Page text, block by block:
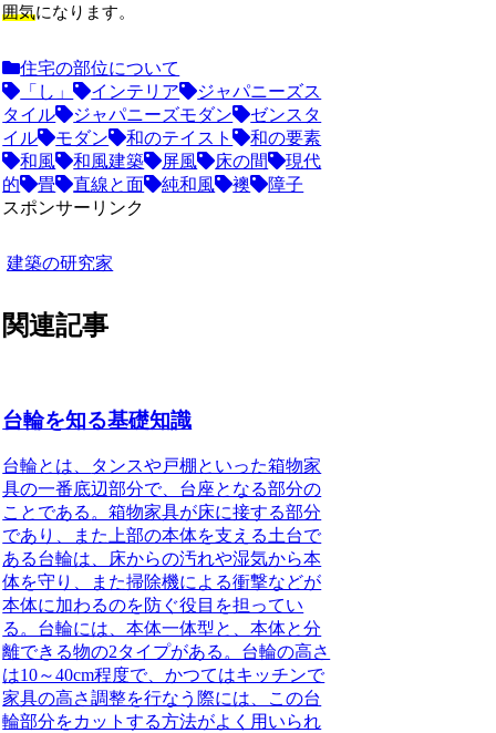
囲気になります。
住宅の部位について
「し」
インテリア
ジャパニーズス
タイル
ジャパニーズモダン
ゼンスタ
イル
モダン 和のテイスト
和の要素
和風
和風建築 屏風 床の間
現代
的
畳 直線と面 純和風 襖
障子
スポンサーリンク
建築の研究家
関連記事
台輪を知る基礎知識
台輪とは、
タンスや戸棚といった箱物家
具の一番底辺部分で、台座となる部分の
ことである 。箱物家具が床に接する部分
であり、また上部の本体を支える土台で
ある台輪は、床からの汚れや湿気から本
体を守り、また掃除機による衝撃などが
本体に加わるのを防ぐ役目を担ってい
る。台輪には、本体一体型と、本体と分
離できる物の2タイプがある。台輪の高さ
は10～40cm程度で、かつてはキッチンで
家具の高さ調整を行なう際には、この台
輪部分をカットする方法がよく用いられ